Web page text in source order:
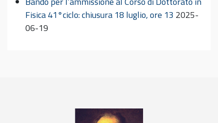
Fisica 41°ciclo: chiusura 18 luglio, ore 13 2025-
06-19